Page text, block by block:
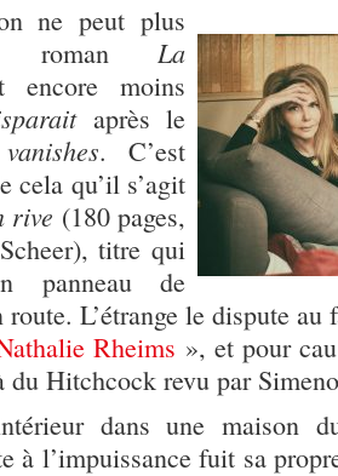
ne peut plus
roman La
moins
après le
. C’est
cela qu’il s’agit
rive (180 pages,
titre qui
panneau de
L’étrange le dispute au
Rheims », et pour
du Hitchcock revu par
dans une maison
à l’impuissance fuit sa